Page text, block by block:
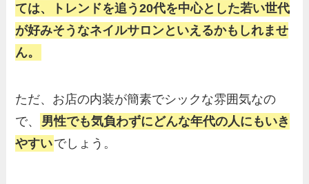
ては、トレンドを追う20代を中心とした若い世代
が好みそうなネイルサロンといえるかもしれませ
ん。
ただ、お店の内装が簡素でシックな雰囲気なの
で、
男性でも気負わずにどんな年代の人にもいき
やすいでしょう。